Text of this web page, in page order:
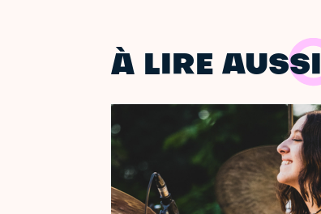
À LIRE AUSSI